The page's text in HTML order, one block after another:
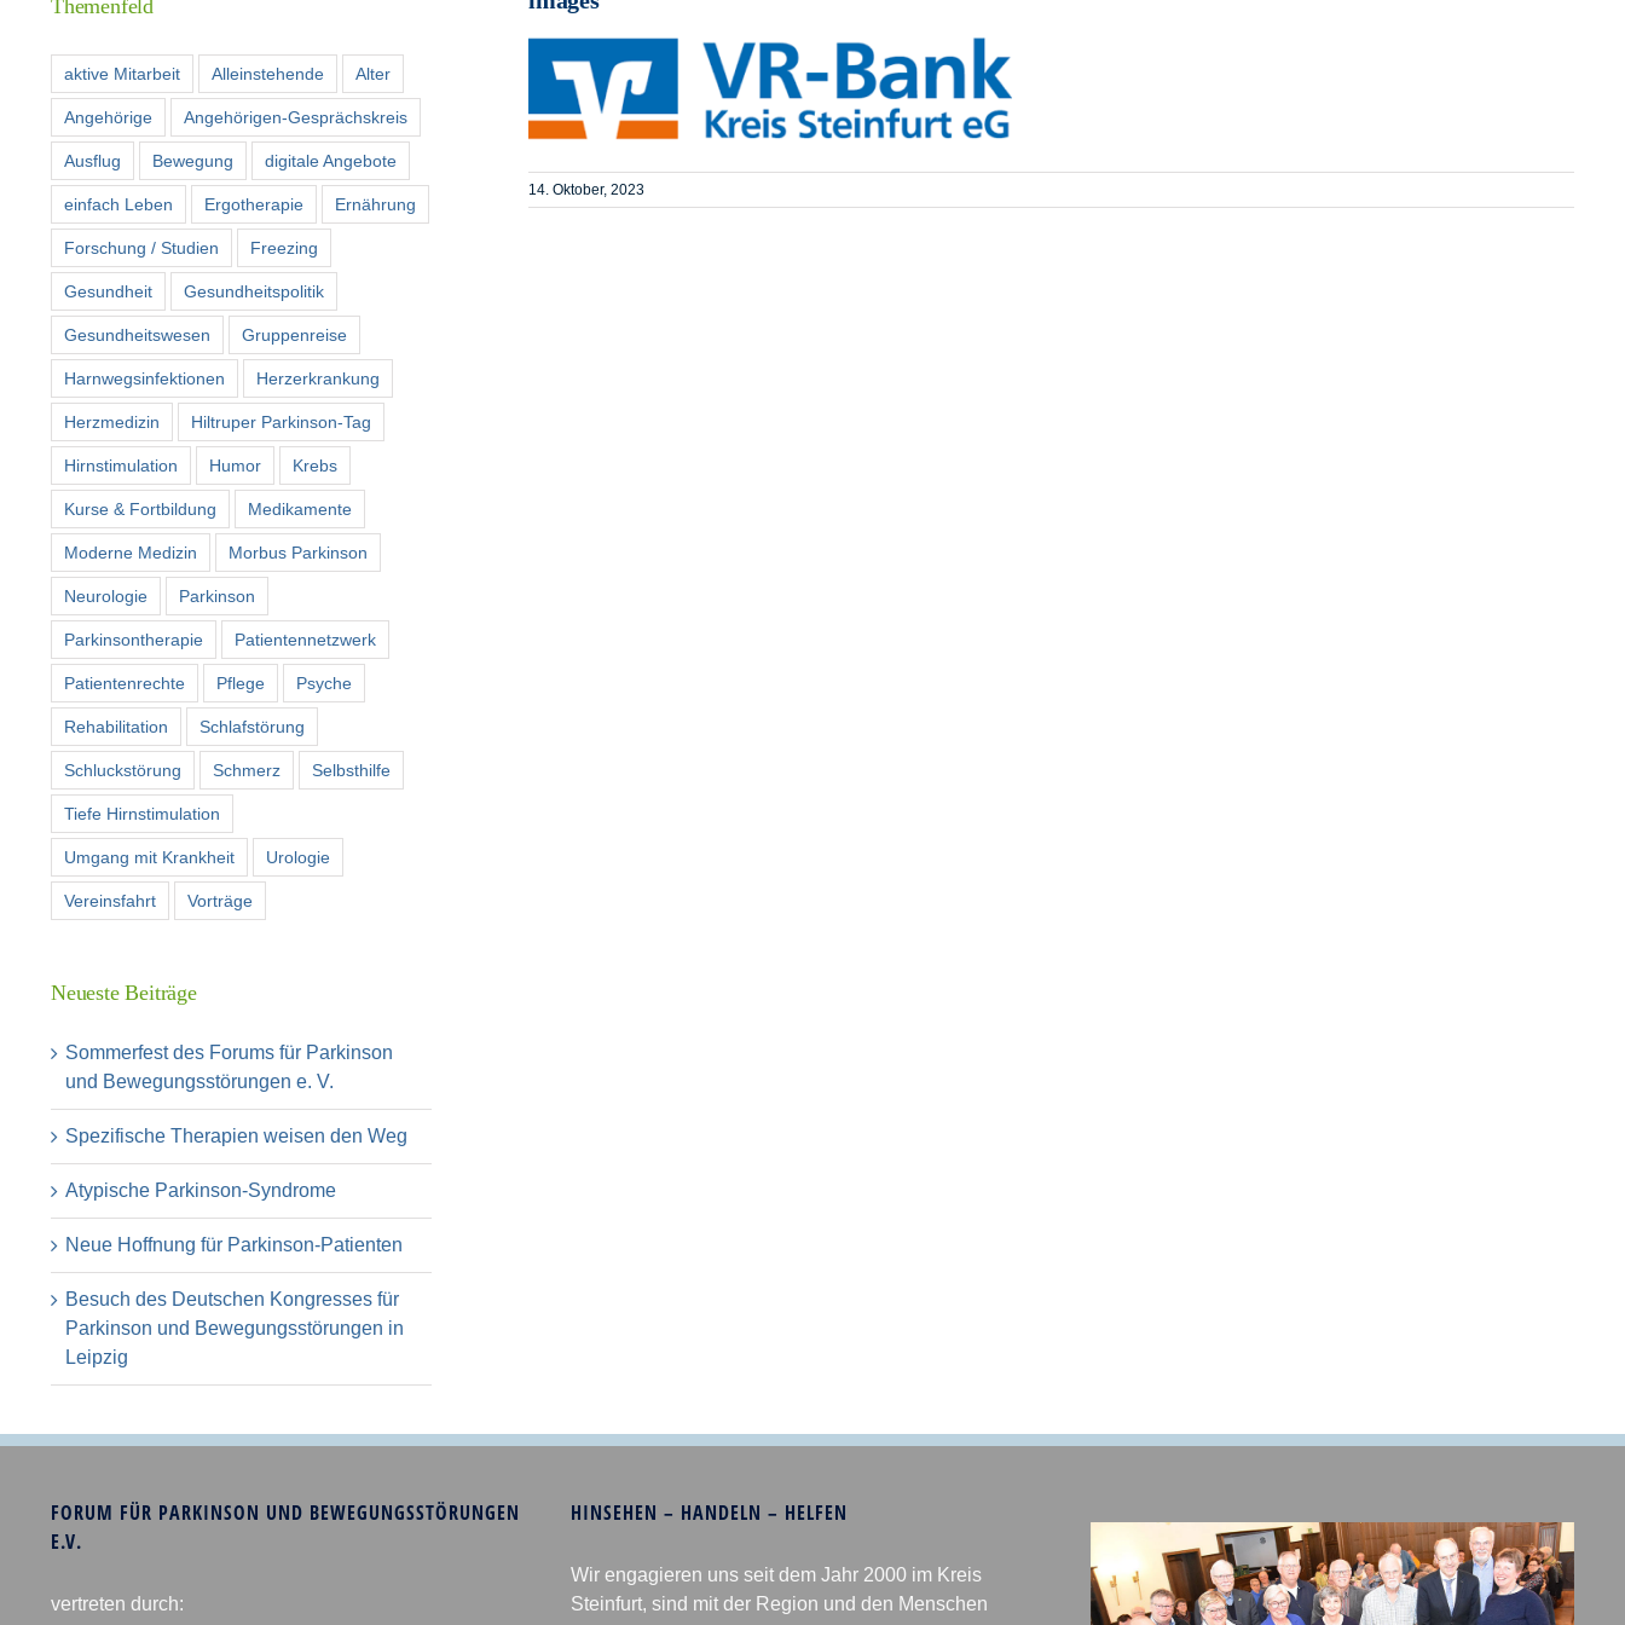
14. Oktober, 2023
Themenfeld
aktive Mitarbeit Alleinstehende Alter
Angehörige Angehörigen-Gesprächskreis
Ausflug Bewegung digitale Angebote
einfach Leben Ergotherapie Ernährung
Forschung / Studien Freezing
Gesundheit Gesundheitspolitik
Gesundheitswesen Gruppenreise
Harnwegsinfektionen Herzerkrankung
Herzmedizin Hiltruper Parkinson-Tag
Hirnstimulation Humor Krebs
Kurse & Fortbildung Medikamente
Moderne Medizin Morbus Parkinson
Neurologie Parkinson
Parkinsontherapie Patientennetzwerk
Patientenrechte Pflege Psyche
Rehabilitation Schlafstörung
Schluckstörung Schmerz Selbsthilfe
Tiefe Hirnstimulation
Umgang mit Krankheit Urologie
Vereinsfahrt Vorträge
Neueste Beiträge
Sommerfest des Forums für Parkinson
und Bewegungsstörungen e. V.
Spezifische Therapien weisen den Weg
Atypische Parkinson-Syndrome
Neue Hoffnung für Parkinson-Patienten
Besuch des Deutschen Kongresses für
Parkinson und Bewegungsstörungen in
Leipzig
FORUM FÜR PARKINSON UND BEWEGUNGSSTÖRUNGEN
E.V.
vertreten durch:
HINSEHEN – HANDELN – HELFEN
Wir engagieren uns seit dem Jahr 2000 im Kreis
Steinfurt, sind mit der Region und den Menschen